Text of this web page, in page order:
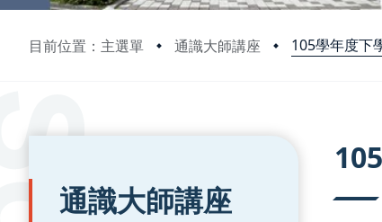
目前位置：主選單 通識大師講座 105學年度下
:::
通識大師講座